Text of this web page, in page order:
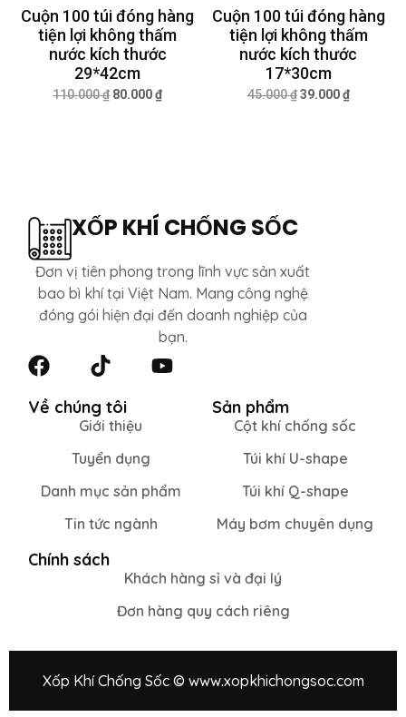
Cuộn 100 túi đóng hàng
tiện lợi không thấm
nước kích thước
29*42cm
110.000₫ 80.000₫
Cuộn 100 túi đóng hàng
tiện lợi không thấm
nước kích thước
17*30cm
45.000₫ 39.000₫
XỐP KHÍ CHỐNG SỐC
Đơn vị tiên phong trong lĩnh vực sản xuất
bao bì khí tại Việt Nam. Mang công nghệ
đóng gói hiện đại đến doanh nghiệp của
bạn.
Về chúng tôi
Giới thiệu
Tuyển dụng
Danh mục sản phẩm
Tin tức ngành
Sản phẩm
Cột khí chống sốc
Túi khí U-shape
Túi khí Q-shape
Máy bơm chuyên dụng
Chính sách
Khách hàng sỉ và đại lý
Đơn hàng quy cách riêng
Xốp Khí Chống Sốc © www.xopkhichongsoc.com